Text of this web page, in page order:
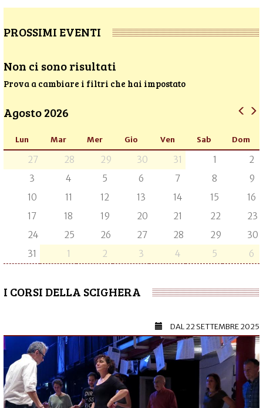
PROSSIMI EVENTI
Non ci sono risultati
Prova a cambiare i filtri che hai impostato
Agosto 2026
Lun Mar Mer Gio Ven Sab Dom
27 28 29 30 31 1
2
3
4 5 6 7 8
9
10
11 12 13 14 15
16
17
18 19 20 21 22
23
24
25 26 27 28 29
30
31
1 2 3 4 5 6
I CORSI DELLA SCIGHERA
DAL22 SETTEMBRE 2025